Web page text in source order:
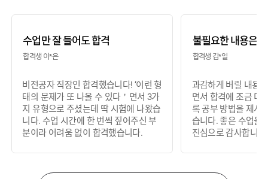
수업만 잘 들어도 합격
합격생 이*은
비전공자 직장인 합격했습니다! ‘이런 형
태의 문제가 또 나올 수 있다＇면서 3가
지 유형으로 주셨는데 딱 시험에 나왔습
니다. 수업 시간에 한 번씩 짚어주신 부
분이라 어려움 없이 합격했습니다.
불필요한 내용은
합격생 김*일
과감하게 버릴 내용
면서 합격에 조금 더
록 공부 방법을 제시
습니다. 좋은 수업을
진심으로 감사합니다!